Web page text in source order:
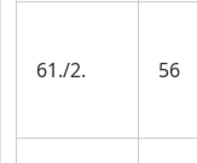
61./2. 56